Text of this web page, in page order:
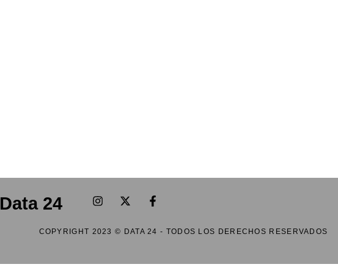
Data 24
COPYRIGHT 2023 © DATA 24 - TODOS LOS DERECHOS RESERVADOS